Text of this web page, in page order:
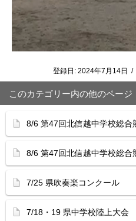
登録日: 2024年7月14日 /
このカテゴリー内の他のページ
8/6 第47回北信越中学校総
8/6 第47回北信越中学校総
7/25 県吹奏楽コンクール
7/18・19 県中学校陸上大会